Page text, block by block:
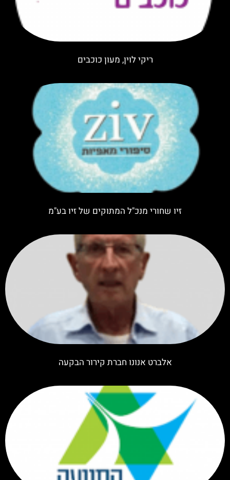
ריקי לוין, מעון כוכבים
זיו שחורי מנכ"ל המתוקים של זיו בע"מ
אלברט אנונו חברת קירור הבקעה